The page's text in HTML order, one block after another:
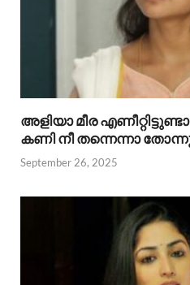
അളിയാ മീര
കണി നീ തന്നെന്നാ
September 26, 2025